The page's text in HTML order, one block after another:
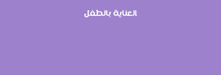
العناية بالطفل